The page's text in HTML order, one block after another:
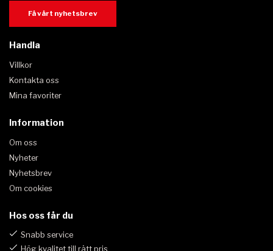
Få vårt nyhetsbrev
Handla
Villkor
Kontakta oss
Mina favoriter
Information
Om oss
Nyheter
Nyhetsbrev
Om cookies
Hos oss får du
Snabb service
Hög kvalitet till rätt pris